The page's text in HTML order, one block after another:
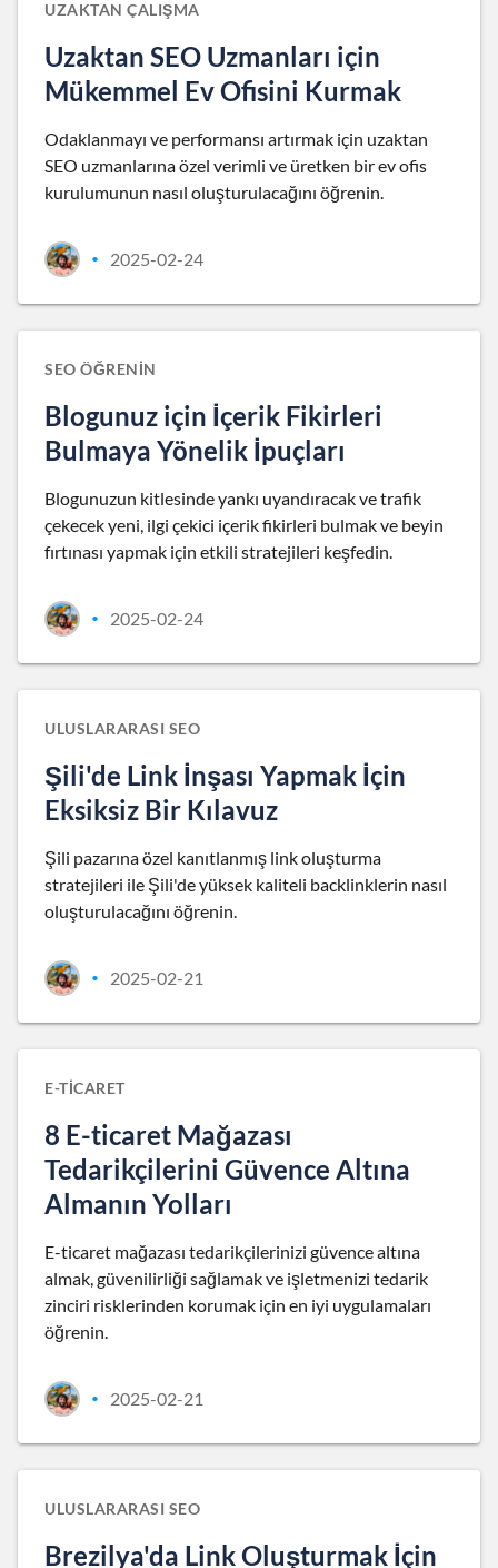
UZAKTAN ÇALIŞMA
Uzaktan SEO Uzmanları için
Mükemmel Ev Ofisini Kurmak
Odaklanmayı ve performansı artırmak için uzaktan
SEO uzmanlarına özel verimli ve üretken bir ev ofis
kurulumunun nasıl oluşturulacağını öğrenin.
• 2025-02-24
SEO ÖĞRENIN
Blogunuz için İçerik Fikirleri
Bulmaya Yönelik İpuçları
Blogunuzun kitlesinde yankı uyandıracak ve trafik
çekecek yeni, ilgi çekici içerik fikirleri bulmak ve beyin
fırtınası yapmak için etkili stratejileri keşfedin.
• 2025-02-24
ULUSLARARASI SEO
Şili'de Link İnşası Yapmak İçin
Eksiksiz Bir Kılavuz
Şili pazarına özel kanıtlanmış link oluşturma
stratejileri ile Şili'de yüksek kaliteli backlinklerin nasıl
oluşturulacağını öğrenin.
• 2025-02-21
E-TICARET
8 E-ticaret Mağazası
Tedarikçilerini Güvence Altına
Almanın Yolları
E-ticaret mağazası tedarikçilerinizi güvence altına
almak, güvenilirliği sağlamak ve işletmenizi tedarik
zinciri risklerinden korumak için en iyi uygulamaları
öğrenin.
• 2025-02-21
ULUSLARARASI SEO
Brezilya'da Link Oluşturmak İçin